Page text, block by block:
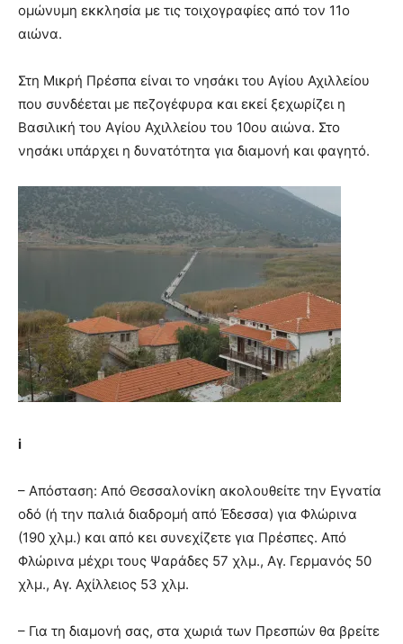
ομώνυμη εκκλησία με τις τοιχογραφίες από τον 11ο
αιώνα.
Στη Μικρή Πρέσπα είναι το νησάκι του Αγίου Αχιλλείου
που συνδέεται με πεζογέφυρα και εκεί ξεχωρίζει η
Βασιλική του Αγίου Αχιλλείου του 10ου αιώνα. Στο
νησάκι υπάρχει η δυνατότητα για διαμονή και φαγητό.
i
– Απόσταση: Από Θεσσαλονίκη ακολουθείτε την Εγνατία
οδό (ή την παλιά διαδρομή από Έδεσσα) για Φλώρινα
(190 χλμ.) και από κει συνεχίζετε για Πρέσπες. Από
Φλώρινα μέχρι τους Ψαράδες 57 χλμ., Αγ. Γερμανός 50
χλμ., Αγ. Αχίλλειος 53 χλμ.
– Για τη διαμονή σας, στα χωριά των Πρεσπών θα βρείτε